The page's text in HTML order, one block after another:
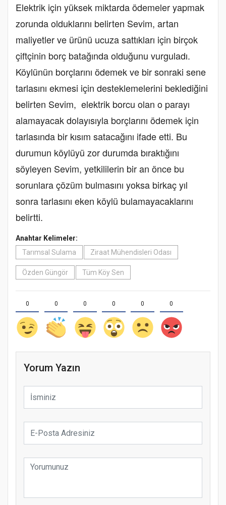
Elektrik için yüksek miktarda ödemeler yapmak
zorunda olduklarını belirten Sevim, artan
maliyetler ve ürünü ucuza sattıkları için birçok
çiftçinin borç batağında olduğunu vurguladı.
Köylünün borçlarını ödemek ve bir sonraki sene
tarlasını ekmesi için desteklemelerini beklediğini
belirten Sevim, elektrik borcu olan o parayı
alamayacak dolayısıyla borçlarını ödemek için
tarlasında bir kısım satacağını ifade etti. Bu
durumun köylüyü zor durumda bıraktığını
söyleyen Sevim, yetkililerin bir an önce bu
sorunlara çözüm bulmasını yoksa birkaç yıl
sonra tarlasını eken köylü bulamayacaklarını
belirtti.
Anahtar Kelimeler:
Tarımsal Sulama
Ziraat Mühendisleri Odası
Özden Güngör Tüm Köy Sen
0 0 0 0 0 0
Yorum Yazın